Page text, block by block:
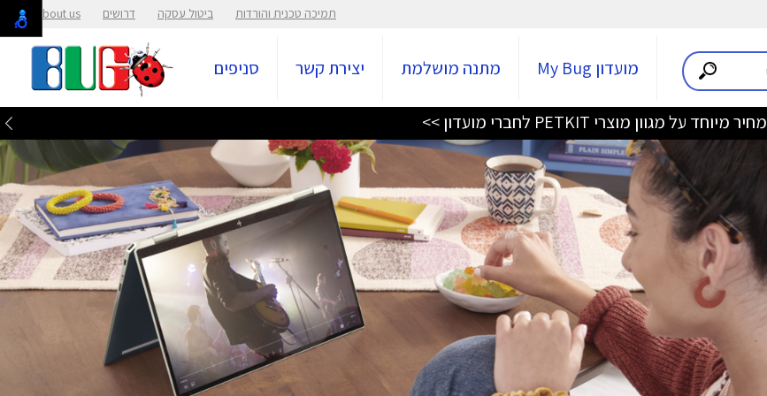
תמיכה טכנית והורדות ביטול עסקה דרושים About us
מועדון My Bug מתנה מושלמת יצירת קשר סניפים
מחיר מיוחד על מגוון מוצרי PETKIT לחברי מועדון >>